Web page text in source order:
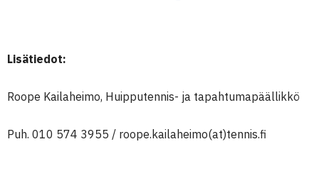
Lisätiedot:
Roope Kailaheimo, Huipputennis- ja tapahtumapäällikkö
Puh. 010 574 3955 / roope.kailaheimo(at)tennis.fi